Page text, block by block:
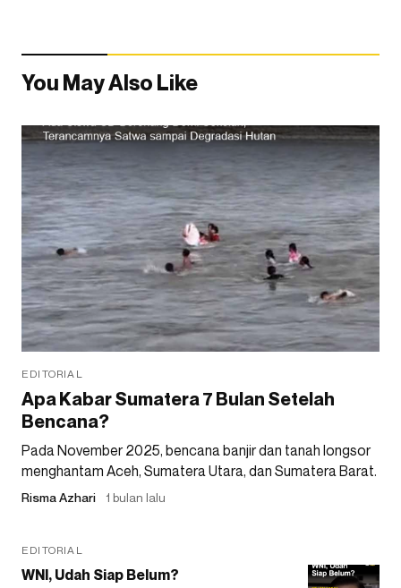
You May Also Like
EDITORIAL
Apa Kabar Sumatera 7 Bulan Setelah
Bencana?
Pada November 2025, bencana banjir dan tanah longsor
menghantam Aceh, Sumatera Utara, dan Sumatera Barat.
Risma Azhari 1 bulan lalu
EDITORIAL
WNI, Udah Siap Belum?